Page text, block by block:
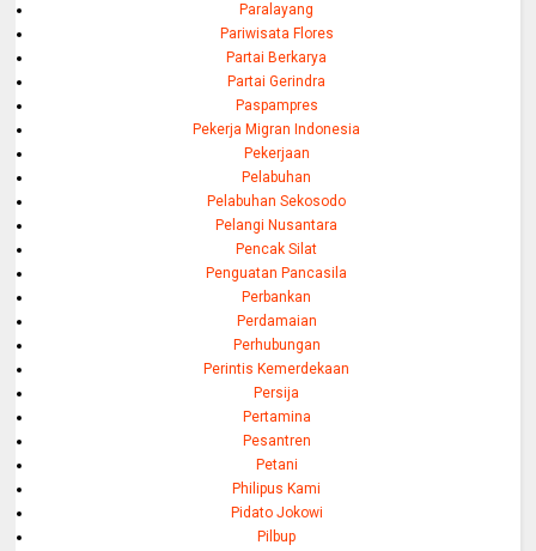
Paralayang
Pariwisata Flores
Partai Berkarya
Partai Gerindra
Paspampres
Pekerja Migran Indonesia
Pekerjaan
Pelabuhan
Pelabuhan Sekosodo
Pelangi Nusantara
Pencak Silat
Penguatan Pancasila
Perbankan
Perdamaian
Perhubungan
Perintis Kemerdekaan
Persija
Pertamina
Pesantren
Petani
Philipus Kami
Pidato Jokowi
Pilbup